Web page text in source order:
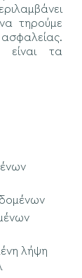
τηρούμε
είναι τα
λήψη